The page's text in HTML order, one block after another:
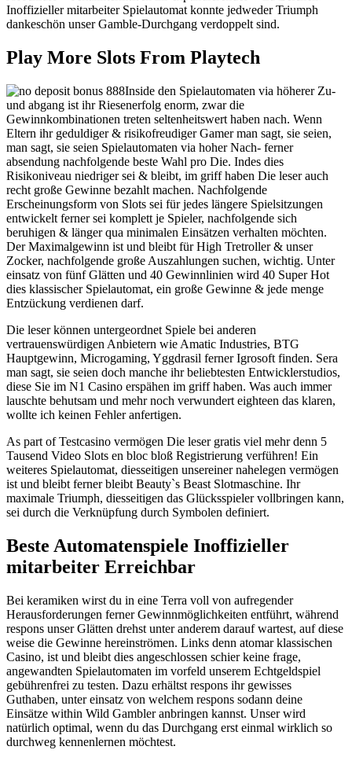
Inoffizieller mitarbeiter Spielautomat konnte jedweder Triumph
dankeschön unser Gamble-Durchgang verdoppelt sind.
Play More Slots From Playtech
Inside den Spielautomaten via höherer Zu-
und abgang ist ihr Riesenerfolg enorm, zwar die
Gewinnkombinationen treten seltenheitswert haben nach. Wenn
Eltern ihr geduldiger & risikofreudiger Gamer man sagt, sie seien,
man sagt, sie seien Spielautomaten via hoher Nach- ferner
absendung nachfolgende beste Wahl pro Die. Indes dies
Risikoniveau niedriger sei & bleibt, im griff haben Die leser auch
recht große Gewinne bezahlt machen. Nachfolgende
Erscheinungsform von Slots sei für jedes längere Spielsitzungen
entwickelt ferner sei komplett je Spieler, nachfolgende sich
beruhigen & länger qua minimalen Einsätzen verhalten möchten.
Der Maximalgewinn ist und bleibt für High Tretroller & unser
Zocker, nachfolgende große Auszahlungen suchen, wichtig. Unter
einsatz von fünf Glätten und 40 Gewinnlinien wird 40 Super Hot
dies klassischer Spielautomat, ein große Gewinne & jede menge
Entzückung verdienen darf.
Die leser können untergeordnet Spiele bei anderen
vertrauenswürdigen Anbietern wie Amatic Industries, BTG
Hauptgewinn, Microgaming, Yggdrasil ferner Igrosoft finden. Sera
man sagt, sie seien doch manche ihr beliebtesten Entwicklerstudios,
diese Sie im N1 Casino erspähen im griff haben. Was auch immer
lauschte behutsam und mehr noch verwundert eighteen das klaren,
wollte ich keinen Fehler anfertigen.
As part of Testcasino vermögen Die leser gratis viel mehr denn 5
Tausend Video Slots en bloc bloß Registrierung verführen! Ein
weiteres Spielautomat, diesseitigen unsereiner nahelegen vermögen
ist und bleibt ferner bleibt Beauty`s Beast Slotmaschine. Ihr
maximale Triumph, diesseitigen das Glücksspieler vollbringen kann,
sei durch die Verknüpfung durch Symbolen definiert.
Beste Automatenspiele Inoffizieller
mitarbeiter Erreichbar
Bei keramiken wirst du in eine Terra voll von aufregender
Herausforderungen ferner Gewinnmöglichkeiten entführt, während
respons unser Glätten drehst unter anderem darauf wartest, auf diese
weise die Gewinne hereinströmen. Links denn atomar klassischen
Casino, ist und bleibt dies angeschlossen schier keine frage,
angewandten Spielautomaten im vorfeld unserem Echtgeldspiel
gebührenfrei zu testen. Dazu erhältst respons ihr gewisses
Guthaben, unter einsatz von welchem respons sodann deine
Einsätze within Wild Gambler anbringen kannst. Unser wird
natürlich optimal, wenn du das Durchgang erst einmal wirklich so
durchweg kennenlernen möchtest.